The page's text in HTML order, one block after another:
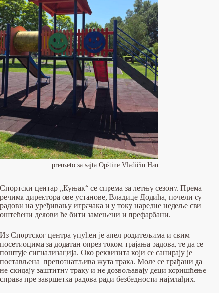
preuzeto sa sajta Opštine Vladičin Han
Спортски центар „Куњак“ се спрема за летњу сезону. Према
речима директора ове установе, Владице Додића, почели су
радови на уређивању играчака и у току наредне недеље сви
оштећени делови ће бити замењени и префарбани.
Из Спортског центра упућен је апел родитељима и свим
посетиоцима за додатан опрез током трајања радова, те да се
поштује сигнализација. Око реквизита који се санирају је
постављена препознатљива жута трака. Моле се грађани да
не скидају заштитну траку и не дозвољавају деци коришћење
справа пре завршетка радова ради безбедности најмлађих.